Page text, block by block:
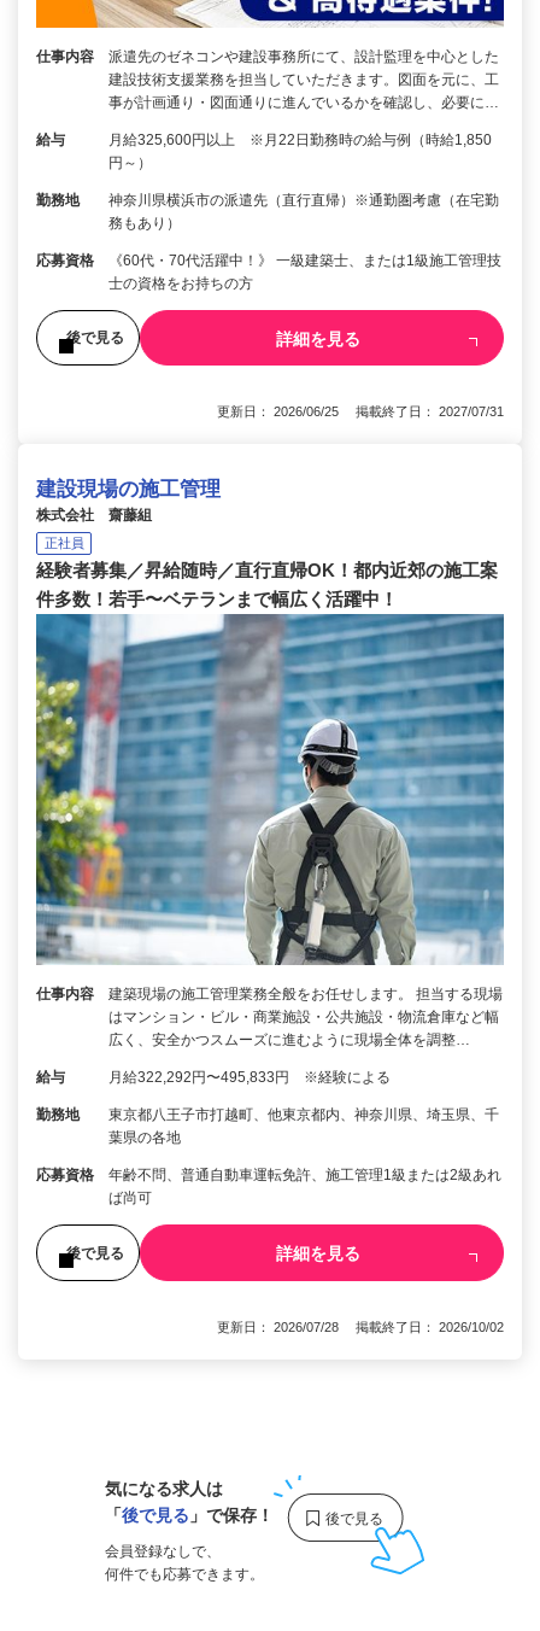
仕事内容
派遣先のゼネコンや建設事務所にて、設計監理を中心とした
建設技術支援業務を担当していただきます。図面を元に、工
事が計画通り・図面通りに進んでいるかを確認し、必要に…
給与
月給325,600円以上 ※月22日勤務時の給与例（時給1,850
円～）
勤務地
神奈川県横浜市の派遣先（直行直帰）※通勤圏考慮（在宅勤
務もあり）
応募資格
《60代・70代活躍中！》 一級建築士、または1級施工管理技
士の資格をお持ちの方
後で見る 詳細を見る
更新日： 2026/06/25 掲載終了日： 2027/07/31
建設現場の施工管理
株式会社 齋藤組
正社員
経験者募集／昇給随時／直行直帰OK！都内近郊の施工案
件多数！若手〜ベテランまで幅広く活躍中！
仕事内容
建築現場の施工管理業務全般をお任せします。 担当する現場
はマンション・ビル・商業施設・公共施設・物流倉庫など幅
広く、安全かつスムーズに進むように現場全体を調整…
給与 月給322,292円〜495,833円 ※経験による
勤務地
東京都八王子市打越町、他東京都内、神奈川県、埼玉県、千
葉県の各地
応募資格
年齢不問、普通自動車運転免許、施工管理1級または2級あれ
ば尚可
後で見る 詳細を見る
更新日： 2026/07/28 掲載終了日： 2026/10/02
気になる求人は
「後で見る 」で保存！
会員登録なしで、
何件でも応募できます。